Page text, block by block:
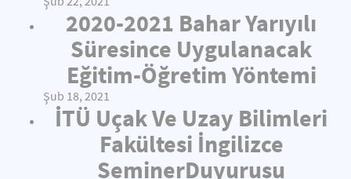
2020-2021 Bahar Yarıyılı
Süresince Uygulanacak
Eğitim-Öğretim Yöntemi
Şub 18, 2021
İTÜ Uçak Ve Uzay Bilimleri
Fakültesi İngilizce
SeminerDuyurusu